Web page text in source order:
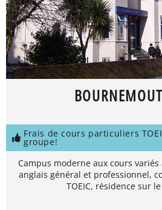
Frais de cours particuliers
groupe!
Campus moderne aux cours
anglais général et professionnel,
TOEIC, résidence sur